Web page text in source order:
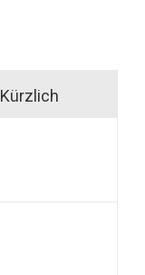
Kürzlich